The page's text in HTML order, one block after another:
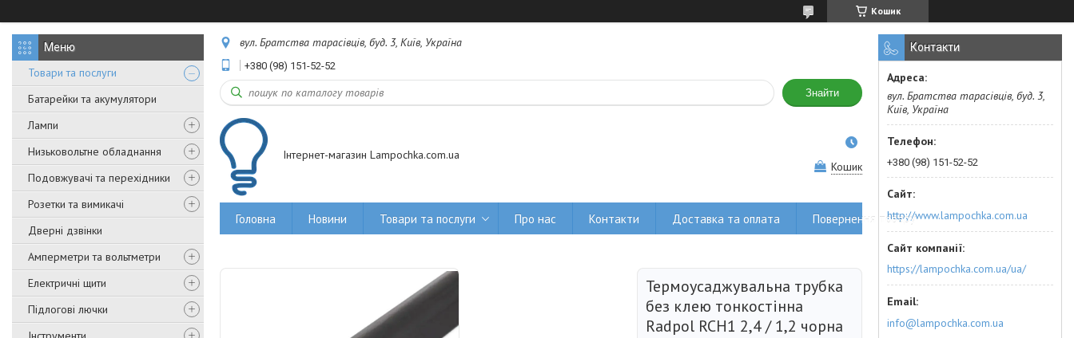
Кошик
Товари та послуги
Батарейки та акумулятори
Лампи
Низьковольтне обладнання
Подовжувачі та перехідники
Розетки та вимикачі
Дверні дзвінки
Амперметри та вольтметри
Електричні щити
Підлогові лючки
вул. Братства тарасівців, буд. 3, Київ, Україна
+380 (98) 151-52-52
Знайти
Інтернет-магазин Lampochka.com.ua
Кошик
Головна Новини Товари та послуги Про нас Контакти Доставка та оплата Повернення товару
Термоусаджувальна трубка
без клею тонкостінна
Radpol RCH1 2,4 / 1,2 чорна
Контакти
вул. Братства тарасівців, буд. 3,
Київ, Україна
+380 (98) 151-52-52
http://www.lampochka.com.ua
https://lampochka.com.ua/ua/
info@lampochka.com.ua